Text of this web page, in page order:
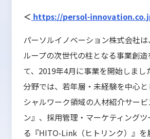
＜ https://persol-
パーソルイノベーション株式会社
ループの次世代の柱となる事業創造
て、2019年4月に事業を開始しまし
分野では、若年層・未経験を中心
シャルワーク領域の人材紹介サー
ン』、採用管理・マーケティング
る『HITO-Link（ヒトリンク）』を